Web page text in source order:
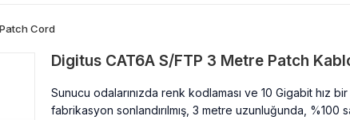
Patch Cord
Digitus CAT6A S/FTP 3 Metre Patch
Sunucu odalarınızda renk kodlaması ve 10 Gigabit hız
fabrikasyon sonlandırılmış, 3 metre uzunluğunda,